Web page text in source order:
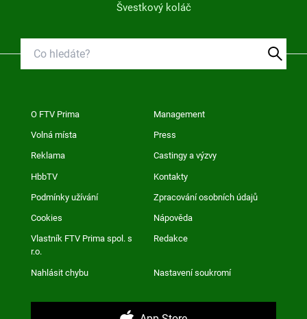
Švestkový koláč
O FTV Prima Management
Volná místa Press
Reklama Castingy a výzvy
HbbTV Kontakty
Podmínky užívání Zpracování osobních údajů
Cookies Nápověda
Vlastník FTV Prima spol. s
r.o.
Redakce
Nahlásit chybu Nastavení soukromí